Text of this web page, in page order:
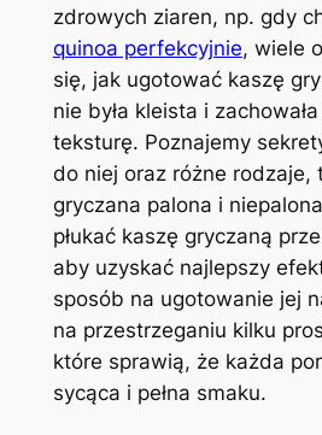
zdrowych ziaren, np. gdy
quinoa perfekcyjnie, wiele
się, jak ugotować kaszę
nie była kleista i
teksturę. Poznajemy
do niej oraz różne rodzaje,
gryczana palona i
płukać kaszę gryczaną
aby uzyskać najlepszy
sposób na ugotowanie jej
na przestrzeganiu kilku
które sprawią, że każda
sycąca i pełna smaku.